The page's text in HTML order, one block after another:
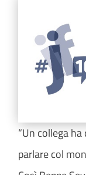
“Un collega
parlare col